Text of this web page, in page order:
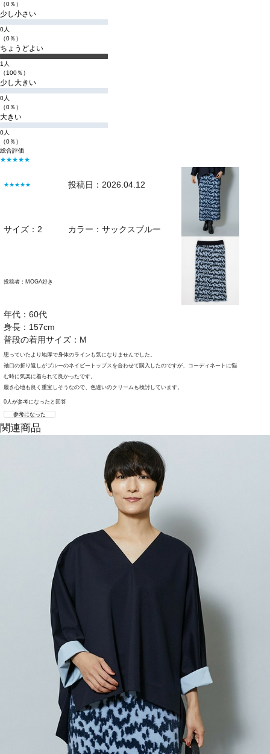
（0％）
少し小さい
0人
（0％）
ちょうどよい
1人
（100％）
少し大きい
0人
（0％）
大きい
0人
（0％）
総合評価
★★★★★
★★★★★ 投稿日：2026.04.12
サイズ：2 カラー：サックスブルー
投稿者： MOGA好き
年代：60代
身長：157cm
普段の着用サイズ：M
思っていたより地厚で身体のラインも気になりませんでした。
袖口の折り返しがブルーのネイビートップスを合わせて購入したのですが、コーディネートに悩
む時に気楽に着られて良かったです。
履き心地も良く重宝しそうなので、色違いのクリームも検討しています。
0人が参考になったと回答
参考になった
関連商品